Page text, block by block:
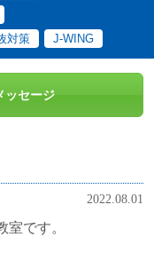
対策 J-WING
ッセージ
2022.08.01
です。